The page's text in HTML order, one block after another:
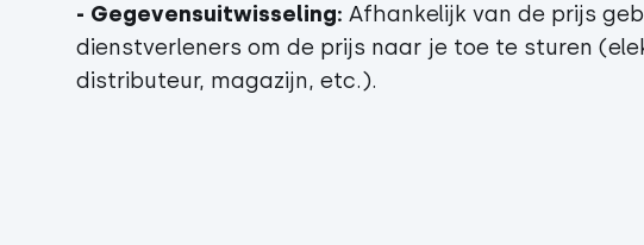
- Gegevensuitwisseling: Afhankelijk van de prijs
dienstverleners om de prijs naar je toe te sturen
distributeur, magazijn, etc.).